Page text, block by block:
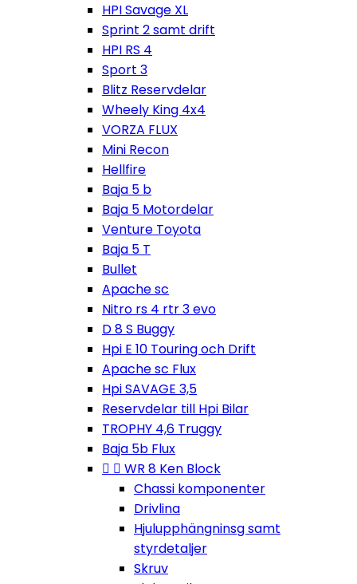
HPI Savage XL
Sprint 2 samt drift
HPI RS 4
Sport 3
Blitz Reservdelar
Wheely King 4x4
VORZA FLUX
Mini Recon
Hellfire
Baja 5 b
Baja 5 Motordelar
Venture Toyota
Baja 5 T
Bullet
Apache sc
Nitro rs 4 rtr 3 evo
D 8 S Buggy
Hpi E 10 Touring och Drift
Apache sc Flux
Hpi SAVAGE 3,5
Reservdelar till Hpi Bilar
TROPHY 4,6 Truggy
Baja 5b Flux
  WR 8 Ken Block
Chassi komponenter
Drivlina
Hjulupphängninsg samt
styrdetaljer
Skruv